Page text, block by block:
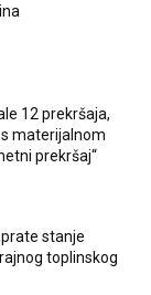
12 prekršaja,
materijalnom
prekršaj“
stanje
toplinskog